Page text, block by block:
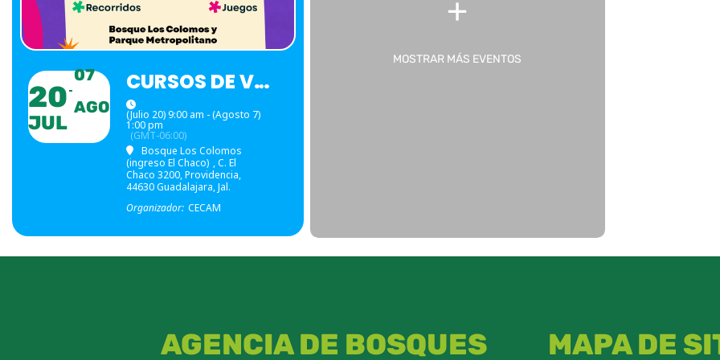
20
JUL
07
AGO
CURSOS DE VERANO
(Julio 20) 9:00 am - (Agosto 7)
1:00 pm
(GMT-06:00)
Bosque Los Colomos
(ingreso El Chaco) , C. El
Chaco 3200, Providencia,
44630 Guadalajara, Jal.
Organizador: CECAM
MOSTRAR MÁS EVENTOS
AGENCIA DE BOSQUES
MAPA DE